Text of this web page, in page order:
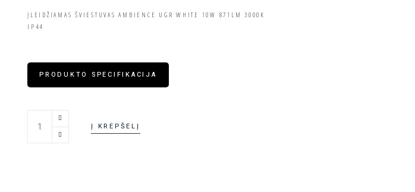
ĮLEIDŽIAMAS ŠVIESTUVAS AMBIENCE UGR WHITE 10W 871LM 3000K
IP44
PRODUKTO SPECIFIKACIJA
Įleidžiamas šviestuvas AMBIENCE UGR WHITE 10W 3000K IP44 quantity
Į KREPŠELĮ